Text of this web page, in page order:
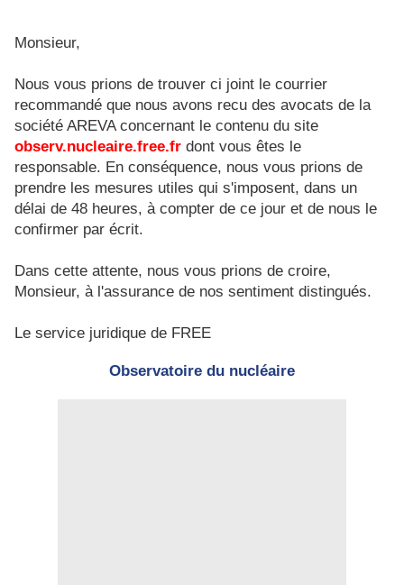
Monsieur,
Nous vous prions de trouver ci joint le courrier
recommandé que nous avons recu des avocats de la
société AREVA concernant le contenu du site
observ.nucleaire.free.fr dont vous êtes le
responsable. En conséquence, nous vous prions de
prendre les mesures utiles qui s'imposent, dans un
délai de 48 heures, à compter de ce jour et de nous le
confirmer par écrit.
Dans cette attente, nous vous prions de croire,
Monsieur, à l'assurance de nos sentiment distingués.
Le service juridique de FREE
Observatoire du nucléaire